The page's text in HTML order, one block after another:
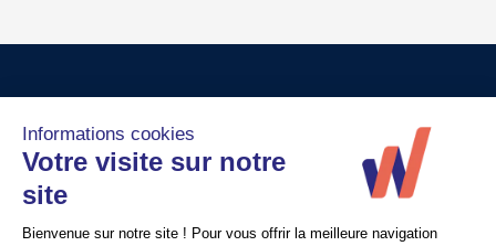
Crédits